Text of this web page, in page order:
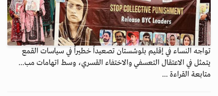
تواجه النساء في إقليم بلوشستان تصعيداً خطيراً في سياسات القمع
يتمثل في الاعتقال التعسفي والاختفاء القسري، وسط اتهامات مب...
متابعة القراءة ...